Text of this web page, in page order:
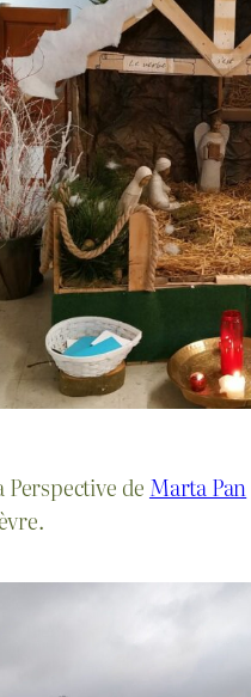
de Marta Pan